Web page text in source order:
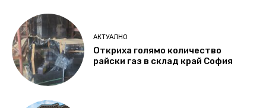
АКТУАЛНО
Откриха голямо количество
райски газ в склад край София